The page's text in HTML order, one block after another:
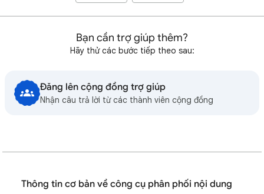
Bạn cần trợ giúp thêm?
Hãy thử các bước tiếp theo sau:
Đăng lên cộng đồng trợ giúp
Nhận câu trả lời từ các thành viên cộng đồng
Thông tin cơ bản về công cụ phân phối nội dung